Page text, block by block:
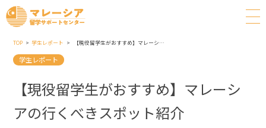
TOP 学生レポート 【現役留学生がおすすめ】マレーシアの行くべきスポット紹介
学生レポート
【現役留学生がおすすめ】マレーシ
アの行くべきスポット紹介